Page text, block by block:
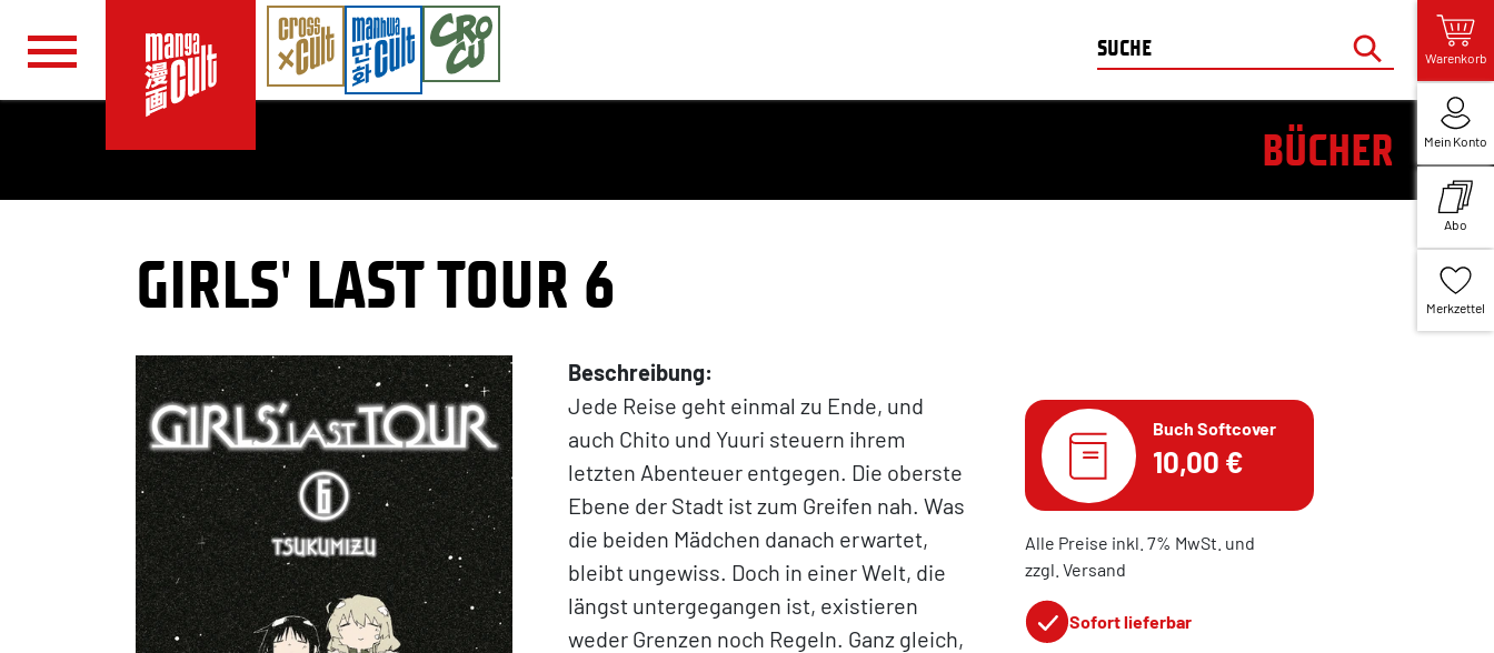
Warenkorb
Mein Konto
Abo
Merkzettel
BÜCHER
GIRLS' LAST TOUR 6
Beschreibung:
Jede Reise geht einmal zu Ende, und
auch Chito und Yuuri steuern ihrem
letzten Abenteuer entgegen. Die oberste
Ebene der Stadt ist zum Greifen nah. Was
die beiden Mädchen danach erwartet,
bleibt ungewiss. Doch in einer Welt, die
längst untergegangen ist, existieren
weder Grenzen noch Regeln. Ganz gleich,
Buch Softcover
10,00 €
Alle Preise inkl. 7% MwSt. und
zzgl. Versand
Sofort lieferbar